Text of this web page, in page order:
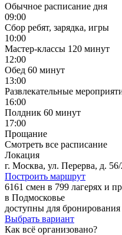
Обычное расписание дня
09:00
Сбор ребят, зарядка, игры
10:00
Мастер-классы 120 минут
12:00
Обед 60 минут
13:00
Развлекательные
16:00
Полдник 60 минут
17:00
Прощание
Смотреть все расписание
Локация
г. Москва, ул. Перерва, д. 56/
Построить маршрут
6161 смен в 799 лагерях и
в Подмосковье
доступны для бронирования
Выбрать вариант
Как всё организовано?